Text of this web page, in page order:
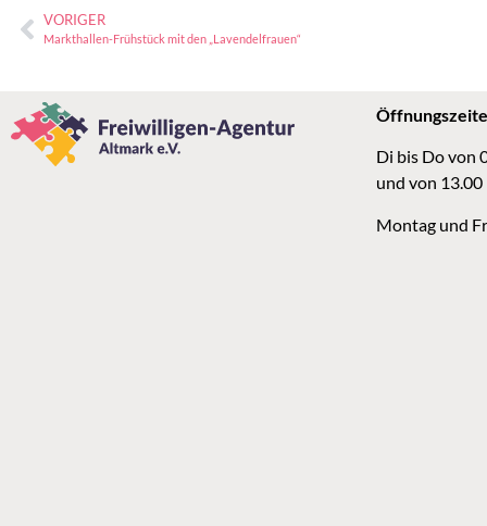
VORIGER
Markthallen-Frühstück mit den „Lavendelfrauen“
Di bis Do von
und von
Montag und